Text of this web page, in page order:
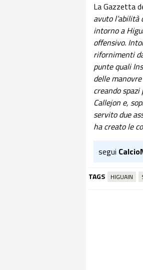
La Gazzetta
avuto l’abilità
intorno a
offensivo.
rifornimenti
punte quali
delle
creando
Callejon e,
servito due
ha creato le
segui
TAGS HIGUAIN